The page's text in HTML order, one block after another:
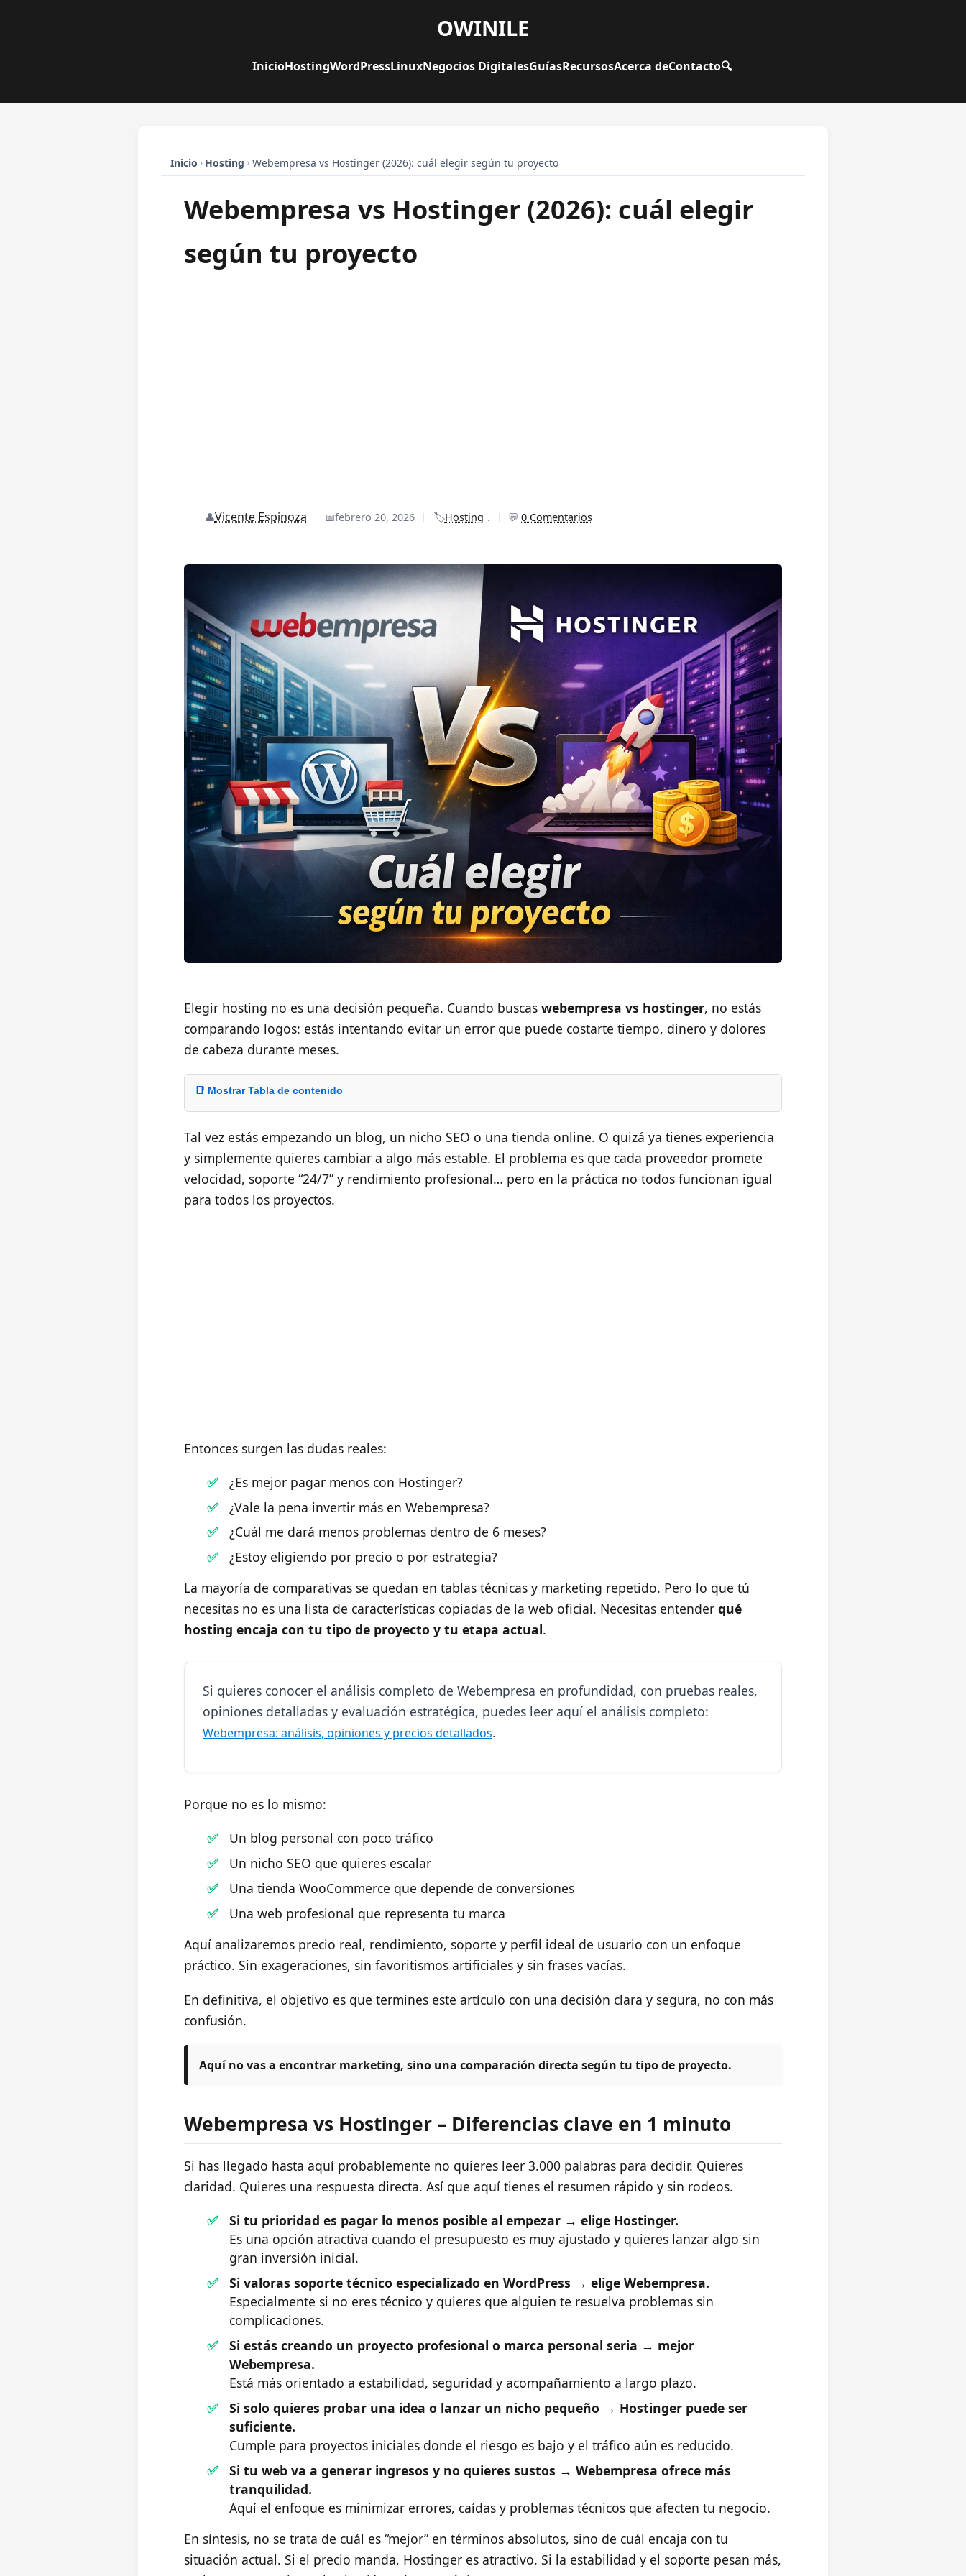
OWINILE
InicioHostingWordPressLinuxNegocios DigitalesGuíasRecursosAcerca deContacto🔍
Inicio › Hosting › Webempresa vs Hostinger (2026): cuál elegir según tu proyecto
Webempresa vs Hostinger (2026): cuál elegir
según tu proyecto
👤Vicente Espinoza 📅febrero 20, 2026 🏷️Hosting . 💬0 Comentarios
Elegir hosting no es una decisión pequeña. Cuando buscas webempresa vs hostinger, no estás
comparando logos: estás intentando evitar un error que puede costarte tiempo, dinero y dolores
de cabeza durante meses.
📑 Mostrar Tabla de contenido
Tal vez estás empezando un blog, un nicho SEO o una tienda online. O quizá ya tienes experiencia
y simplemente quieres cambiar a algo más estable. El problema es que cada proveedor promete
velocidad, soporte “24/7” y rendimiento profesional… pero en la práctica no todos funcionan igual
para todos los proyectos.
Entonces surgen las dudas reales:
¿Es mejor pagar menos con Hostinger?
¿Vale la pena invertir más en Webempresa?
¿Cuál me dará menos problemas dentro de 6 meses?
¿Estoy eligiendo por precio o por estrategia?
La mayoría de comparativas se quedan en tablas técnicas y marketing repetido. Pero lo que tú
necesitas no es una lista de características copiadas de la web oficial. Necesitas entender qué
hosting encaja con tu tipo de proyecto y tu etapa actual.
Si quieres conocer el análisis completo de Webempresa en profundidad, con pruebas reales,
opiniones detalladas y evaluación estratégica, puedes leer aquí el análisis completo:
Webempresa: análisis, opiniones y precios detallados.
Porque no es lo mismo:
Un blog personal con poco tráfico
Un nicho SEO que quieres escalar
Una tienda WooCommerce que depende de conversiones
Una web profesional que representa tu marca
Aquí analizaremos precio real, rendimiento, soporte y perfil ideal de usuario con un enfoque
práctico. Sin exageraciones, sin favoritismos artificiales y sin frases vacías.
En definitiva, el objetivo es que termines este artículo con una decisión clara y segura, no con más
confusión.
Aquí no vas a encontrar marketing, sino una comparación directa según tu tipo de proyecto.
Webempresa vs Hostinger – Diferencias clave en 1 minuto
Si has llegado hasta aquí probablemente no quieres leer 3.000 palabras para decidir. Quieres
claridad. Quieres una respuesta directa. Así que aquí tienes el resumen rápido y sin rodeos.
Si tu prioridad es pagar lo menos posible al empezar → elige Hostinger.
Es una opción atractiva cuando el presupuesto es muy ajustado y quieres lanzar algo sin
gran inversión inicial.
Si valoras soporte técnico especializado en WordPress → elige Webempresa.
Especialmente si no eres técnico y quieres que alguien te resuelva problemas sin
complicaciones.
Si estás creando un proyecto profesional o marca personal seria → mejor
Webempresa.
Está más orientado a estabilidad, seguridad y acompañamiento a largo plazo.
Si solo quieres probar una idea o lanzar un nicho pequeño → Hostinger puede ser
suficiente.
Cumple para proyectos iniciales donde el riesgo es bajo y el tráfico aún es reducido.
Si tu web va a generar ingresos y no quieres sustos → Webempresa ofrece más
tranquilidad.
Aquí el enfoque es minimizar errores, caídas y problemas técnicos que afecten tu negocio.
En síntesis, no se trata de cuál es “mejor” en términos absolutos, sino de cuál encaja con tu
situación actual. Si el precio manda, Hostinger es atractivo. Si la estabilidad y el soporte pesan más,